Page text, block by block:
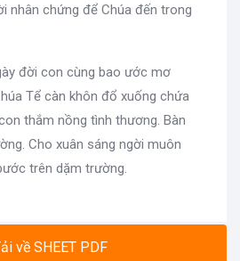
nhân chứng để Chúa đến trong
đời con cùng bao ước mơ
Tể càn khôn đổ xuống chứa
thắm nồng tình thương. Bàn
Cho xuân sáng ngời muôn
trên dặm trường.
về SHEET PDF